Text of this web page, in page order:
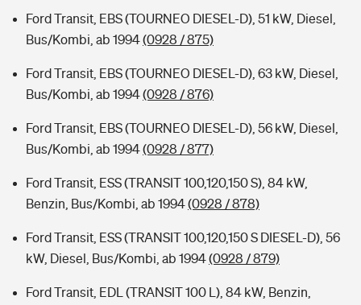
Ford Transit, EBS (TOURNEO DIESEL-D), 51 kW, Diesel,
Bus/Kombi, ab 1994(0928 / 875)
Ford Transit, EBS (TOURNEO DIESEL-D), 63 kW, Diesel,
Bus/Kombi, ab 1994(0928 / 876)
Ford Transit, EBS (TOURNEO DIESEL-D), 56 kW, Diesel,
Bus/Kombi, ab 1994(0928 / 877)
Ford Transit, ESS (TRANSIT 100,120,150 S), 84 kW,
Benzin, Bus/Kombi, ab 1994(0928 / 878)
Ford Transit, ESS (TRANSIT 100,120,150 S DIESEL-D), 56
kW, Diesel, Bus/Kombi, ab 1994(0928 / 879)
Ford Transit, EDL (TRANSIT 100 L), 84 kW, Benzin,